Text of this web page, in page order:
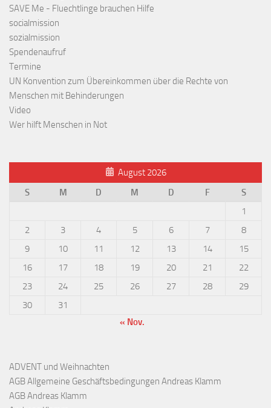
SAVE Me - Fluechtlinge brauchen Hilfe
socialmission
sozialmission
Spendenaufruf
Termine
UN Konvention zum Übereinkommen über die Rechte von
Menschen mit Behinderungen
Video
Wer hilft Menschen in Not
August 2026
S
M D M D F
S
1
2
3 4 5 6 7
8
9
10 11 12 13 14
15
16
17 18 19 20 21
22
23
24 25 26 27 28
29
30
31
« Nov.
ADVENT und Weihnachten
AGB Allgemeine Geschäftsbedingungen Andreas Klamm
AGB Andreas Klamm